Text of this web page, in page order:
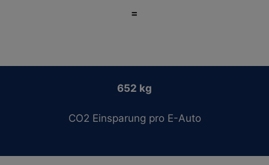
=
652 kg
CO2 Einsparung pro E-Auto